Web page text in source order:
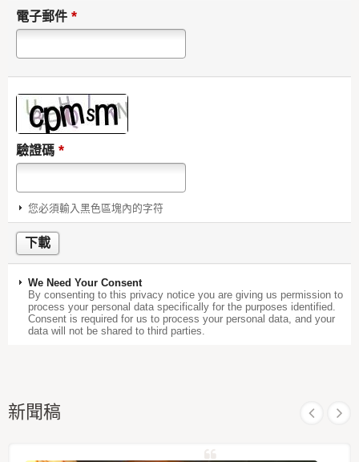
電子郵件 *
驗證碼 *
您必須輸入黑色區塊內的字符
We Need Your Consent
By consenting to this privacy notice you are giving us permission to
process your personal data specifically for the purposes identified.
Consent is required for us to process your personal data, and your
data will not be shared to third parties.
新聞稿